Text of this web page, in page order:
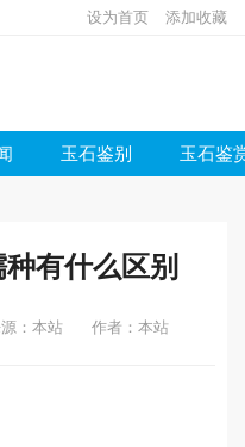
设为首页 添加收藏
玉石鉴别 玉石鉴
有什么区别
：本站 作者：本站